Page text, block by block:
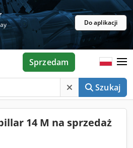
Do aplikacji
Szukaj
Sprzedam
14 M na sprzedaż